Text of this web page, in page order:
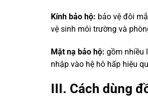
Kính bảo hộ: bảo vệ đôi
vệ sinh môi trường và
Mặt nạ bảo hộ: gồm nhiều
nhập vào hệ hô hấp hiệu
III. Cách dùng